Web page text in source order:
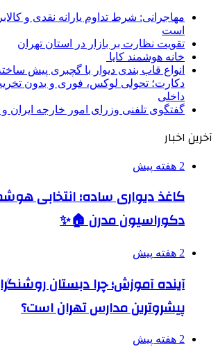
مهاجرانی: شرط تداوم یارانه نقدی و
است
تقویت نظارت بر بازار در استان تهران
خانه هوشمند کایا
انواع قاب بندی دیوار با گچبری پیش
دکارت؛ تحولی لوکس، فوری و بدون
داخلی
گفتگوی تلفنی وزرای امور خارجه ایران و
آخرین اخبار
2 هفته پیش
کاغذ دیواری ساده؛ انتخابی
دکوراسیون مدرن 🏠✨
2 هفته پیش
آینده آموزش؛ چرا دبستان
پیشروترین مدارس تهران است؟
2 هفته پیش